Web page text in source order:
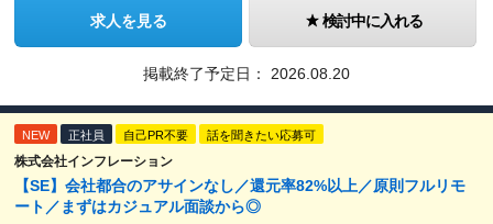
求人を見る 検討中に入れる
掲載終了予定日： 2026.08.20
NEW 正社員 自己PR不要 話を聞きたい応募可
株式会社インフレーション
【SE】会社都合のアサインなし／還元率82%以上／原則フルリモ
ート／まずはカジュアル面談から◎